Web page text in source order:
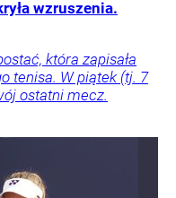
wzruszenia.
która zapisała
tenisa. W piątek (tj. 7
ostatni mecz.